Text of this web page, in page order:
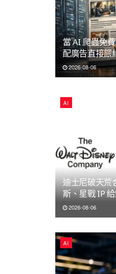
當 AI 爬蟲免
配廣告直接餵
2026-08-06
AI
迪士尼破天荒
斯、星戰 IP
2026-08-06
AI